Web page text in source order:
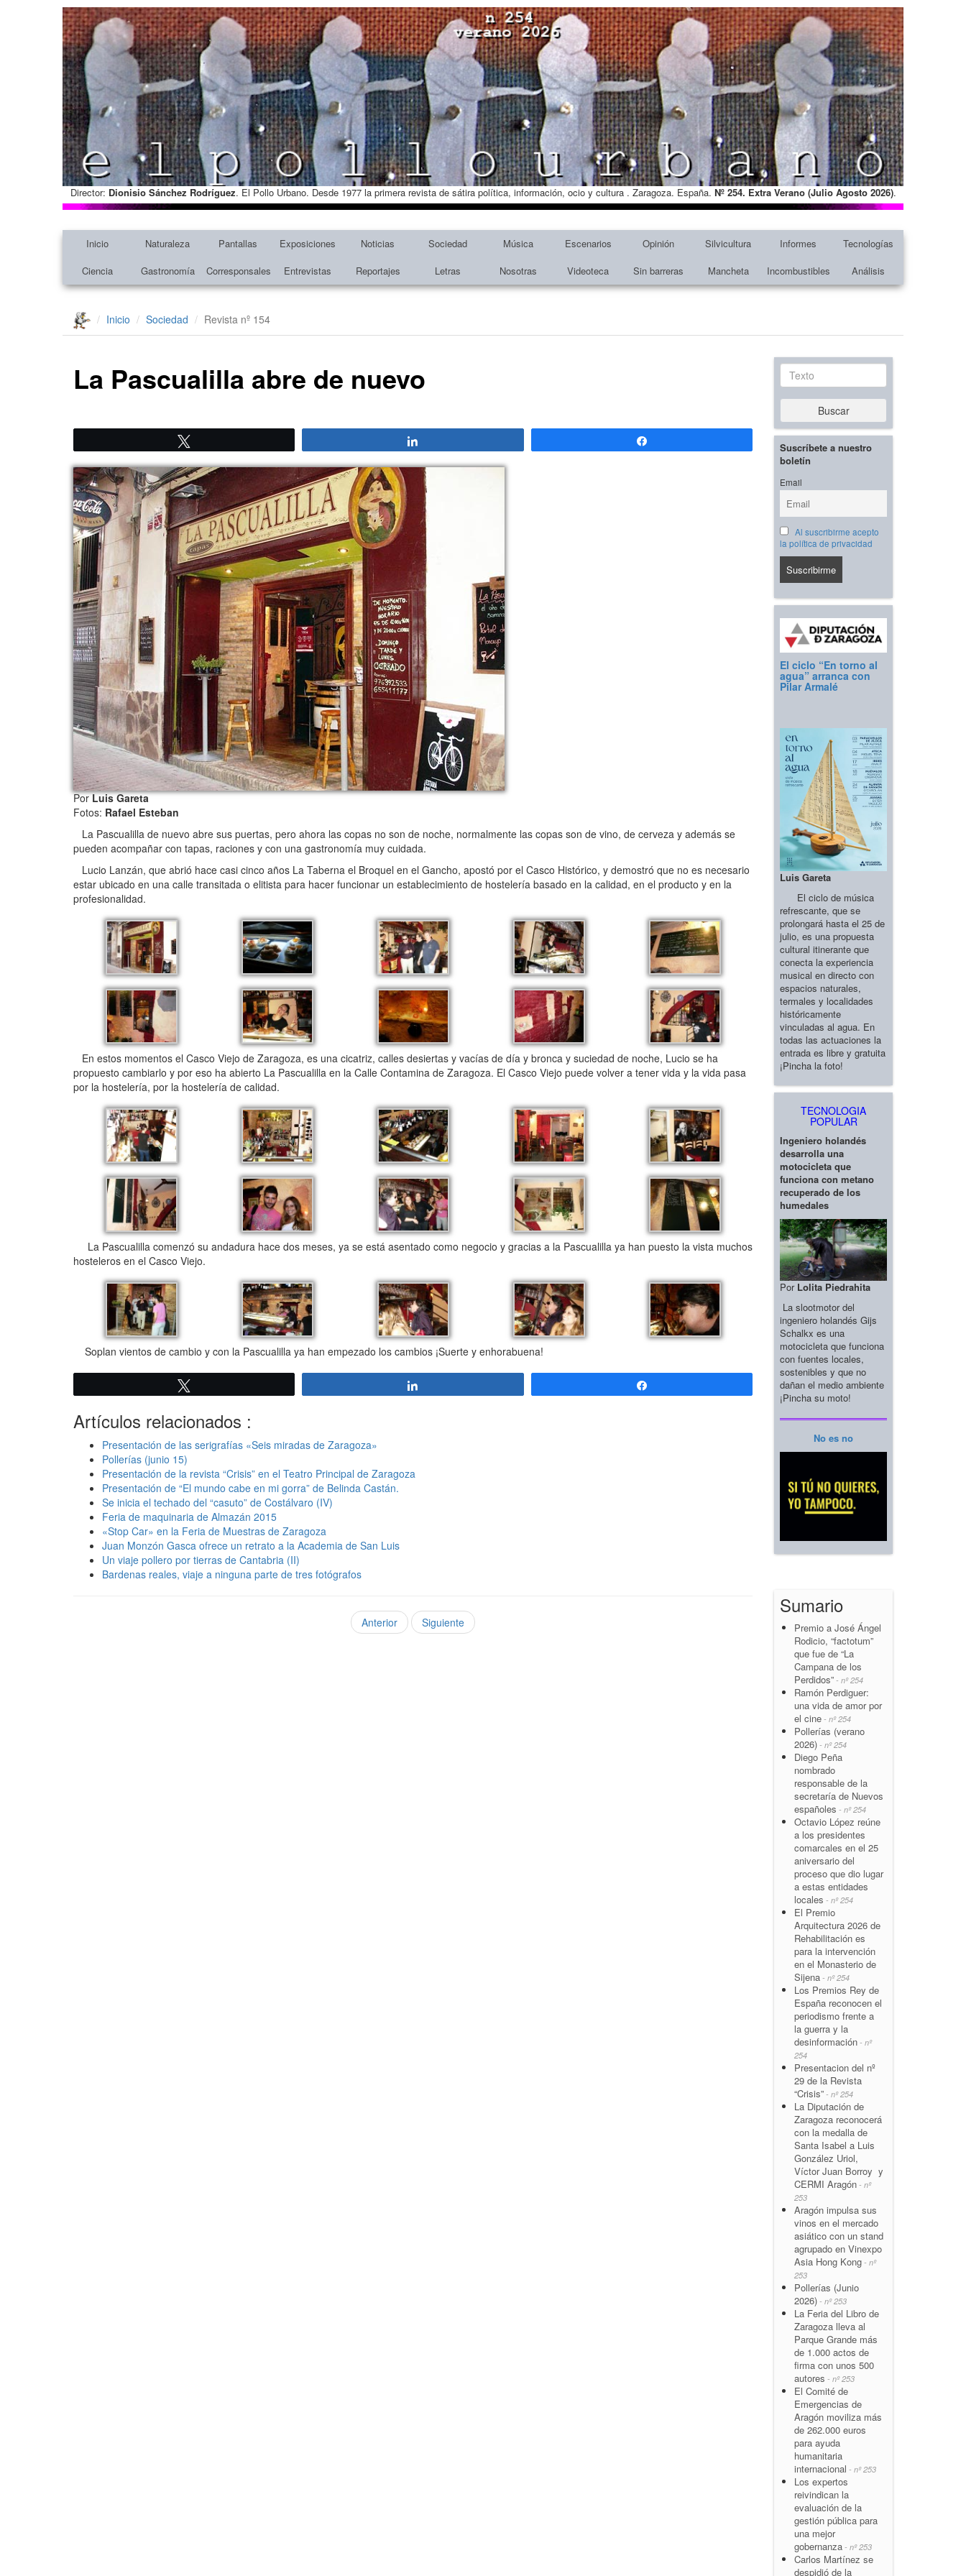
Director: Dionisio Sánchez Rodríguez. El Pollo Urbano. Desde 1977 la primera revista de sátira política, información, ocio y cultura . Zaragoza. España. Nº 254. Extra Verano (Julio Agosto 2026).
Inicio Naturaleza Pantallas Exposiciones Noticias Sociedad Música Escenarios Opinión Silvicultura Informes
Tecnologías
Ciencia
Gastronomía Corresponsales Entrevistas Reportajes Letras Nosotras Videoteca Sin barreras Mancheta Incombustibles Análisis
Inicio Sociedad Revista nº 154
La Pascualilla abre de nuevo
PorLuis Gareta
Fotos: Rafael Esteban
La Pascualilla de nuevo abre sus puertas, pero ahora las copas no son de noche, normalmente las copas son de vino, de cerveza y además se
pueden acompañar con tapas, raciones y con una gastronomía muy cuidada.
Lucio Lanzán, que abrió hace casi cinco años La Taberna el Broquel en el Gancho, apostó por el Casco Histórico, y demostró que no es necesario
estar ubicado en una calle transitada o elitista para hacer funcionar un establecimiento de hostelería basado en la calidad, en el producto y en la
profesionalidad.
En estos momentos el Casco Viejo de Zaragoza, es una cicatriz, calles desiertas y vacías de día y bronca y suciedad de noche, Lucio se ha
propuesto cambiarlo y por eso ha abierto La Pascualilla en la Calle Contamina de Zaragoza. El Casco Viejo puede volver a tener vida y la vida pasa
por la hostelería, por la hostelería de calidad.
La Pascualilla comenzó su andadura hace dos meses, ya se está asentado como negocio y gracias a la Pascualilla ya han puesto la vista muchos
hosteleros en el Casco Viejo.
Soplan vientos de cambio y con la Pascualilla ya han empezado los cambios ¡Suerte y enhorabuena!
Artículos relacionados :
Presentación de las serigrafías «Seis miradas de Zaragoza»
Pollerías (junio 15)
Presentación de la revista “Crisis” en el Teatro Principal de Zaragoza
Presentación de “El mundo cabe en mi gorra” de Belinda Castán.
Se inicia el techado del “casuto” de Costálvaro (IV)
Feria de maquinaria de Almazán 2015
«Stop Car» en la Feria de Muestras de Zaragoza
Juan Monzón Gasca ofrece un retrato a la Academia de San Luis
Un viaje pollero por tierras de Cantabria (II)
Bardenas reales, viaje a ninguna parte de tres fotógrafos
Anterior Siguiente
Texto
Buscar
Suscríbete a nuestro
boletín
Email
Al suscribirme acepto
la política de privacidad
El ciclo “En torno al
agua” arranca con
Pilar Armalé
Luis Gareta
El ciclo de música
refrescante, que se
prolongará hasta el 25 de
julio, es una propuesta
cultural itinerante que
conecta la experiencia
musical en directo con
espacios naturales,
termales y localidades
históricamente
vinculadas al agua. En
todas las actuaciones la
entrada es libre y gratuita
¡Pincha la foto!
TECNOLOGIA
POPULAR
Ingeniero holandés
desarrolla una
motocicleta que
funciona con metano
recuperado de los
humedales
Por Lolita Piedrahita
La slootmotor del
ingeniero holandés Gijs
Schalkx es una
motocicleta que funciona
con fuentes locales,
sostenibles y que no
dañan el medio ambiente
¡Pincha su moto!
No es no
Sumario
Premio a José Ángel
Rodicio, “factotum”
que fue de “La
Campana de los
Perdidos” - nº 254
Ramón Perdiguer:
una vida de amor por
el cine - nº 254
Pollerías (verano
2026) - nº 254
Diego Peña
nombrado
responsable de la
secretaría de Nuevos
españoles - nº 254
Octavio López reúne
a los presidentes
comarcales en el 25
aniversario del
proceso que dio lugar
a estas entidades
locales - nº 254
El Premio
Arquitectura 2026 de
Rehabilitación es
para la intervención
en el Monasterio de
Sijena - nº 254
Los Premios Rey de
España reconocen el
periodismo frente a
la guerra y la
desinformación - nº
254
Presentacion del nº
29 de la Revista
“Crisis” - nº 254
La Diputación de
Zaragoza reconocerá
con la medalla de
Santa Isabel a Luis
González Uriol,
Víctor Juan Borroy y
CERMI Aragón - nº
253
Aragón impulsa sus
vinos en el mercado
asiático con un stand
agrupado en Vinexpo
Asia Hong Kong - nº
253
Pollerías (Junio
2026) - nº 253
La Feria del Libro de
Zaragoza lleva al
Parque Grande más
de 1.000 actos de
firma con unos 500
autores - nº 253
El Comité de
Emergencias de
Aragón moviliza más
de 262.000 euros
para ayuda
humanitaria
internacional - nº 253
Los expertos
reivindican la
evaluación de la
gestión pública para
una mejor
gobernanza - nº 253
Carlos Martínez se
despidió de la